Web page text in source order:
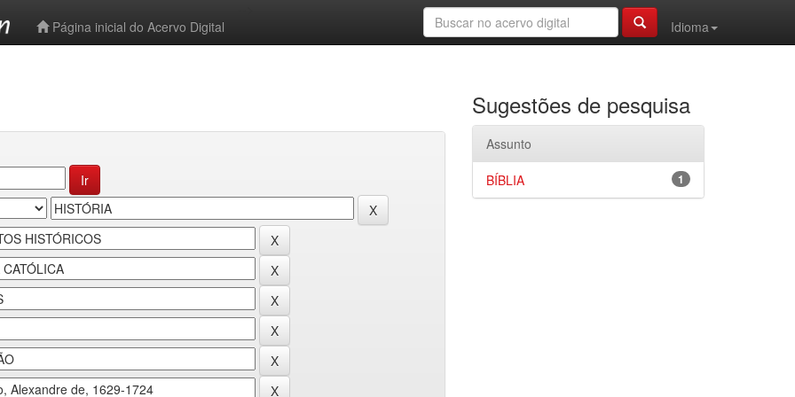
Página inicial do Acervo Digital
Idioma
Sugestões de pesquisa
Assunto
1
BÍBLIA